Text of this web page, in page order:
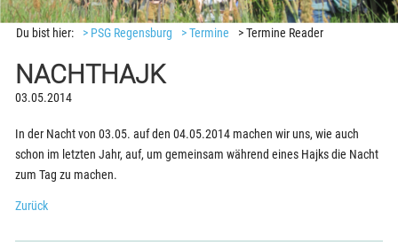
Du bist hier: > PSG Regensburg > Termine > Termine Reader
NACHTHAJK
03.05.2014
In der Nacht von 03.05. auf den 04.05.2014 machen wir uns, wie auch
schon im letzten Jahr, auf, um gemeinsam während eines Hajks die Nacht
zum Tag zu machen.
Zurück